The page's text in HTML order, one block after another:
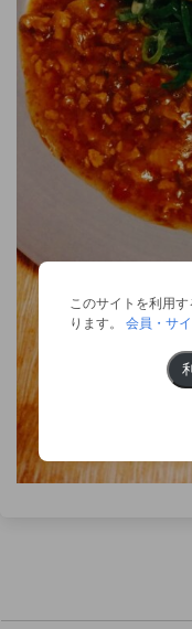
このサイトを利用
ります。会員・サ